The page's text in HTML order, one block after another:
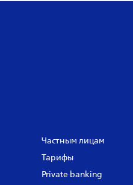
Частным лицам
Тарифы
Private banking